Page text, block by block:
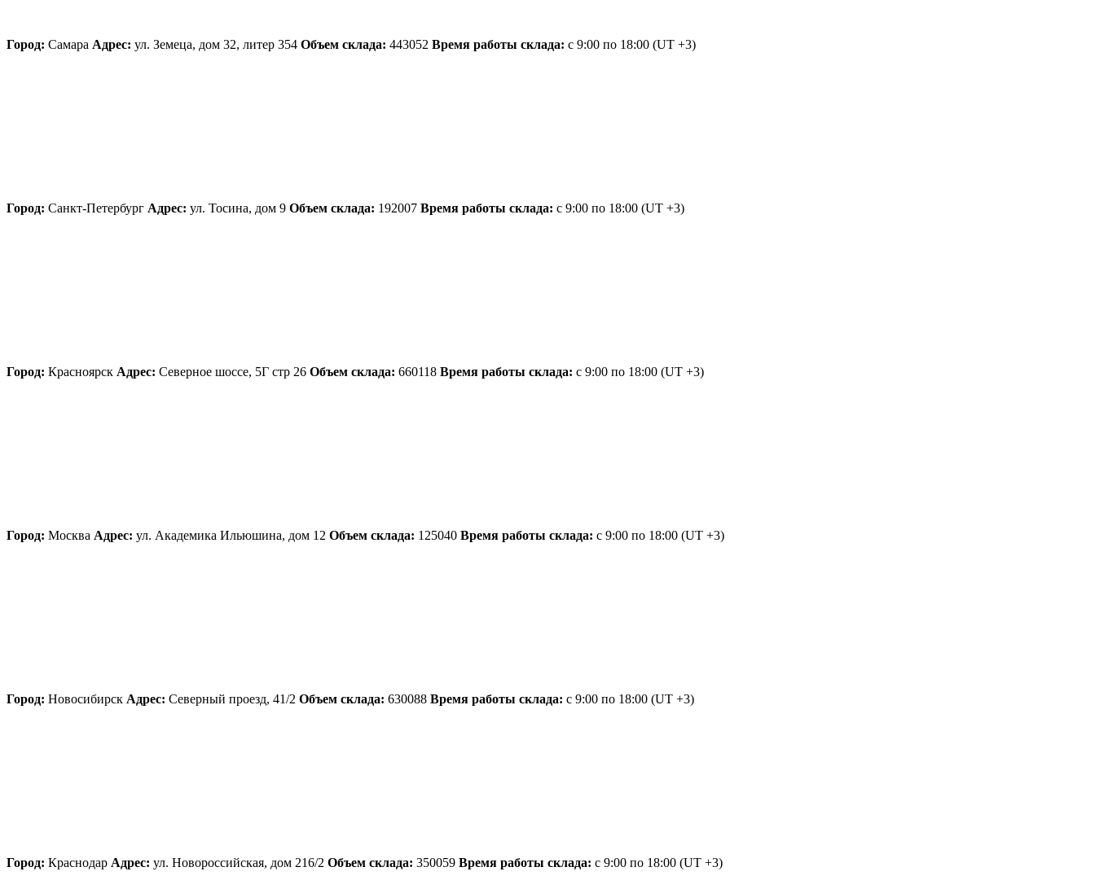
Город: Самара Адрес: ул. Земеца, дом 32, литер 354 Объем склада: 443052 Время работы склада: с 9:00 по 18:00 (UT +3)
Город: Санкт-Петербург Адрес: ул. Тосина, дом 9 Объем склада: 192007 Время работы склада: с 9:00 по 18:00 (UT +3)
Город: Красноярск Адрес: Северное шоссе, 5Г стр 26 Объем склада: 660118 Время работы склада: с 9:00 по 18:00 (UT +3)
Город: Москва Адрес: ул. Академика Ильюшина, дом 12 Объем склада: 125040 Время работы склада: с 9:00 по 18:00 (UT +3)
Город: Новосибирск Адрес: Северный проезд, 41/2 Объем склада: 630088 Время работы склада: с 9:00 по 18:00 (UT +3)
Город: Краснодар Адрес: ул. Новороссийская, дом 216/2 Объем склада: 350059 Время работы склада: с 9:00 по 18:00 (UT +3)